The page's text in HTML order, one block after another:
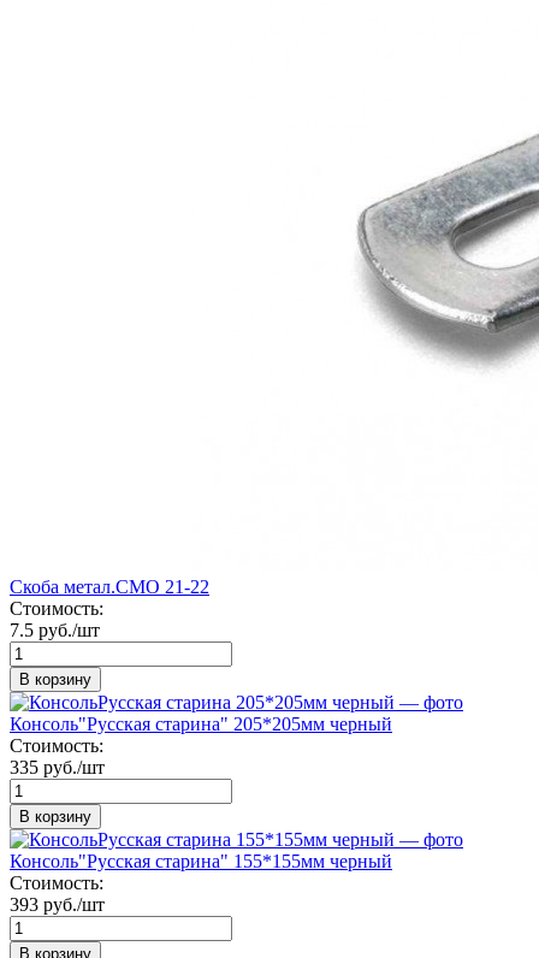
Скоба метал.СМО 21-22
Стоимость:
7.5 руб./шт
В корзину
Консоль"Русская старина" 205*205мм черный
Стоимость:
335 руб./шт
В корзину
Консоль"Русская старина" 155*155мм черный
Стоимость:
393 руб./шт
В корзину